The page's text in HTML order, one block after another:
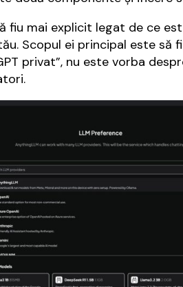
fiu mai explicit legat de ce
Scopul ei principal este să
privat”, nu este vorba